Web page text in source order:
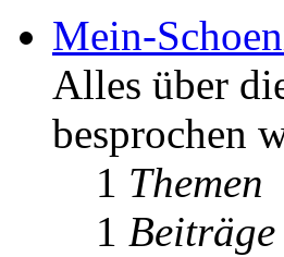
Mein-
Alles über
besprochen
1 Themen
1 Beiträge